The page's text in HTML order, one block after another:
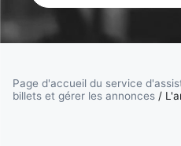
Page d'accueil du service
billets et gérer les annonces /